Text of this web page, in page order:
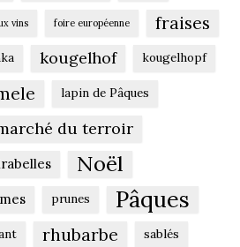
vins foire européenne fraises
kougelhof kougelhopf
lapin de Pâques
du terroir
Noël
prunes Pâques
rhubarbe sablés